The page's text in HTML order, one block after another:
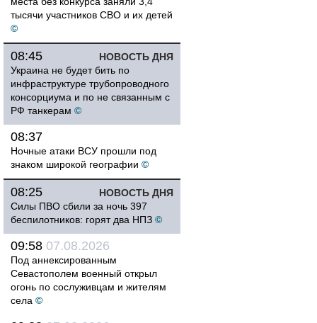
тысячи участников СВО и их детей
©
НОВОСТЬ ДНЯ
08:45
Украина не будет бить по
инфраструктуре трубопроводного
консорциума и по не связанным с
РФ танкерам ©
08:37
Ночные атаки ВСУ прошли под
знаком широкой географии ©
НОВОСТЬ ДНЯ
08:25
Силы ПВО сбили за ночь 397
беспилотников: горят два НПЗ ©
09:58 07.08.2026
Под аннексированным
Севастополем военный открыл
огонь по сослуживцам и жителям
села ©